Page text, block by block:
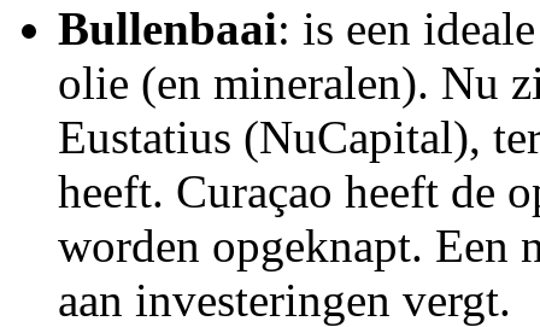
Bullenbaai: is een
olie (en mineralen). Nu
Eustatius (NuCapital),
heeft. Curaçao heeft de
worden opgeknapt. Een
aan investeringen vergt.